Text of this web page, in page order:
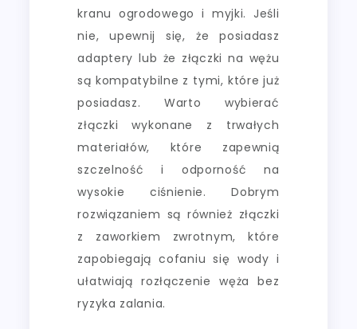
kranu ogrodowego i myjki. Jeśli
nie, upewnij się, że posiadasz
adaptery lub że złączki na wężu
są kompatybilne z tymi, które już
posiadasz. Warto wybierać
złączki wykonane z trwałych
materiałów, które zapewnią
szczelność i odporność na
wysokie ciśnienie. Dobrym
rozwiązaniem są również złączki
z zaworkiem zwrotnym, które
zapobiegają cofaniu się wody i
ułatwiają rozłączenie węża bez
ryzyka zalania.